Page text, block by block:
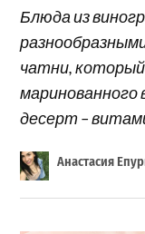
Блюда из
чатни,
маринованного
десерт –
Анастасия